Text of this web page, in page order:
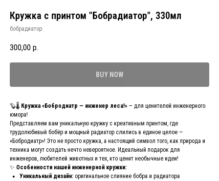
Кружка с принтом "Бобрадиатор", 330мл
бобрадиатор
300,00 р.
BUY NOW
🦫🌡️ Кружка «Бобродиатр — инженер леса!» — для ценителей инженерного
юмора!
Представляем вам уникальную кружку с креативным принтом, где
трудолюбивый бобёр и мощный радиатор слились в единое целое —
«Бобродиатр»! Это не просто кружка, а настоящий символ того, как природа и
техника могут создать нечто невероятное. Идеальный подарок для
инженеров, любителей животных и тех, кто ценит необычные идеи!
✨ Особенности нашей инженерной кружки:
Уникальный дизайн: оригинальное слияние бобра и радиатора